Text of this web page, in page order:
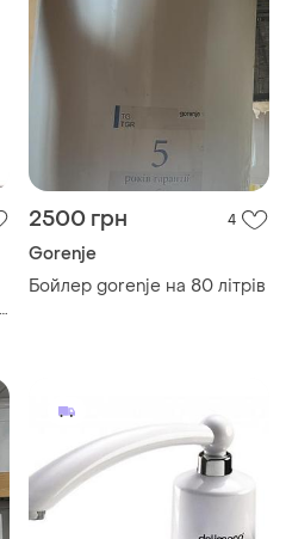
2500 грн 4
Gorenje
Бойлер gorenje на 80 літрів